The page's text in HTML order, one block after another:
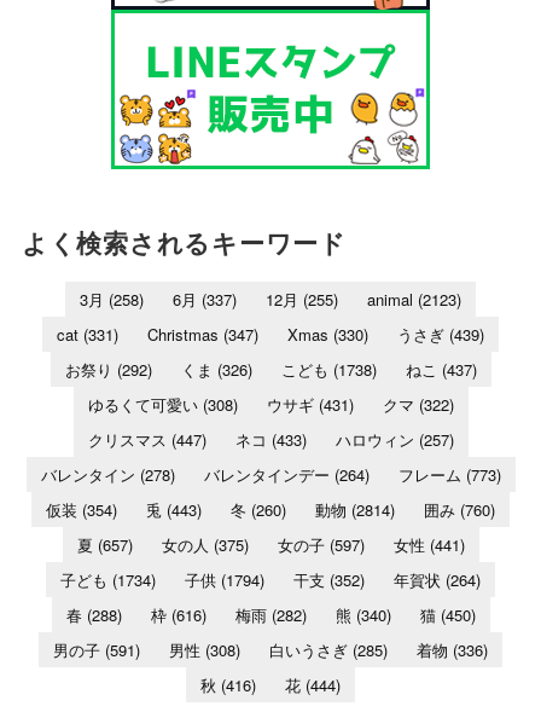
よく検索されるキーワード
3月 (258) 6月 (337) 12月 (255) animal (2123)
cat (331) Christmas (347) Xmas (330) うさぎ (439)
お祭り (292) くま (326) こども (1738) ねこ (437)
ゆるくて可愛い(308) ウサギ(431) クマ (322)
クリスマス (447) ネコ (433) ハロウィン (257)
バレンタイン (278) バレンタインデー (264) フレーム (773)
仮装 (354) 兎 (443) 冬 (260) 動物 (2814) 囲み (760)
夏 (657) 女の人 (375) 女の子(597) 女性 (441)
子ども (1734) 子供 (1794) 干支 (352) 年賀状 (264)
春(288) 枠(616) 梅雨(282) 熊 (340) 猫(450)
男の子 (591) 男性 (308) 白いうさぎ (285) 着物 (336)
秋 (416) 花 (444)